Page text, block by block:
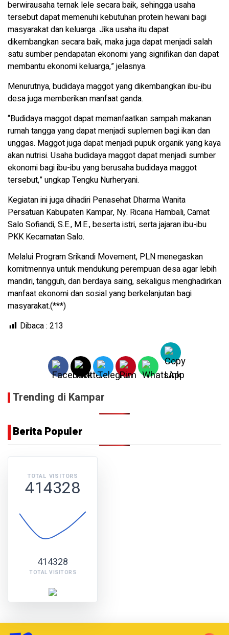
berwirausaha ternak lele secara baik, sehingga usaha
tersebut dapat memenuhi kebutuhan protein hewani bagi
masyarakat dan keluarga. Jika usaha itu dapat
dikembangkan secara baik, maka juga dapat menjadi salah
satu sumber pendapatan ekonomi yang signifikan dan dapat
membantu ekonomi keluarga,” jelasnya.
Menurutnya, budidaya maggot yang dikembangkan ibu-ibu
desa juga memberikan manfaat ganda.
“Budidaya maggot dapat memanfaatkan sampah makanan
rumah tangga yang dapat menjadi suplemen bagi ikan dan
unggas. Maggot juga dapat menjadi pupuk organik yang kaya
akan nutrisi. Usaha budidaya maggot dapat menjadi sumber
ekonomi bagi ibu-ibu yang berusaha budidaya maggot
tersebut,” ungkap Tengku Nurheryani.
Kegiatan ini juga dihadiri Penasehat Dharma Wanita
Persatuan Kabupaten Kampar, Ny. Ricana Hambali, Camat
Salo Sofiandi, S.E., M.E., beserta istri, serta jajaran ibu-ibu
PKK Kecamatan Salo.
Melalui Program Srikandi Movement, PLN menegaskan
komitmennya untuk mendukung perempuan desa agar lebih
mandiri, tangguh, dan berdaya saing, sekaligus menghadirkan
manfaat ekonomi dan sosial yang berkelanjutan bagi
masyarakat.(***)
Dibaca : 213
Trending di Kampar
Berita Populer
TOTAL VISITORS
414328
414328
TOTAL VISITORS